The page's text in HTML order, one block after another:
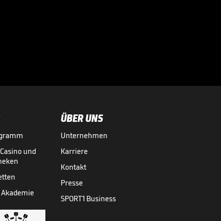
und
Akademie
ÜBER UNS
Unternehmen
Karriere
Kontakt
Presse
SPORT1 Business